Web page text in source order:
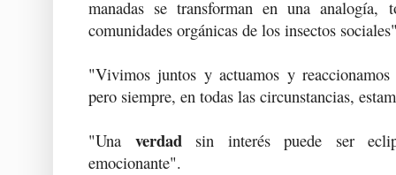
manadas se transforman en una analogía,
comunidades orgánicas de los insectos
"Vivimos juntos y actuamos y
pero siempre, en todas las circunstancias,
"Una verdadsin interés puede ser
emocionante".